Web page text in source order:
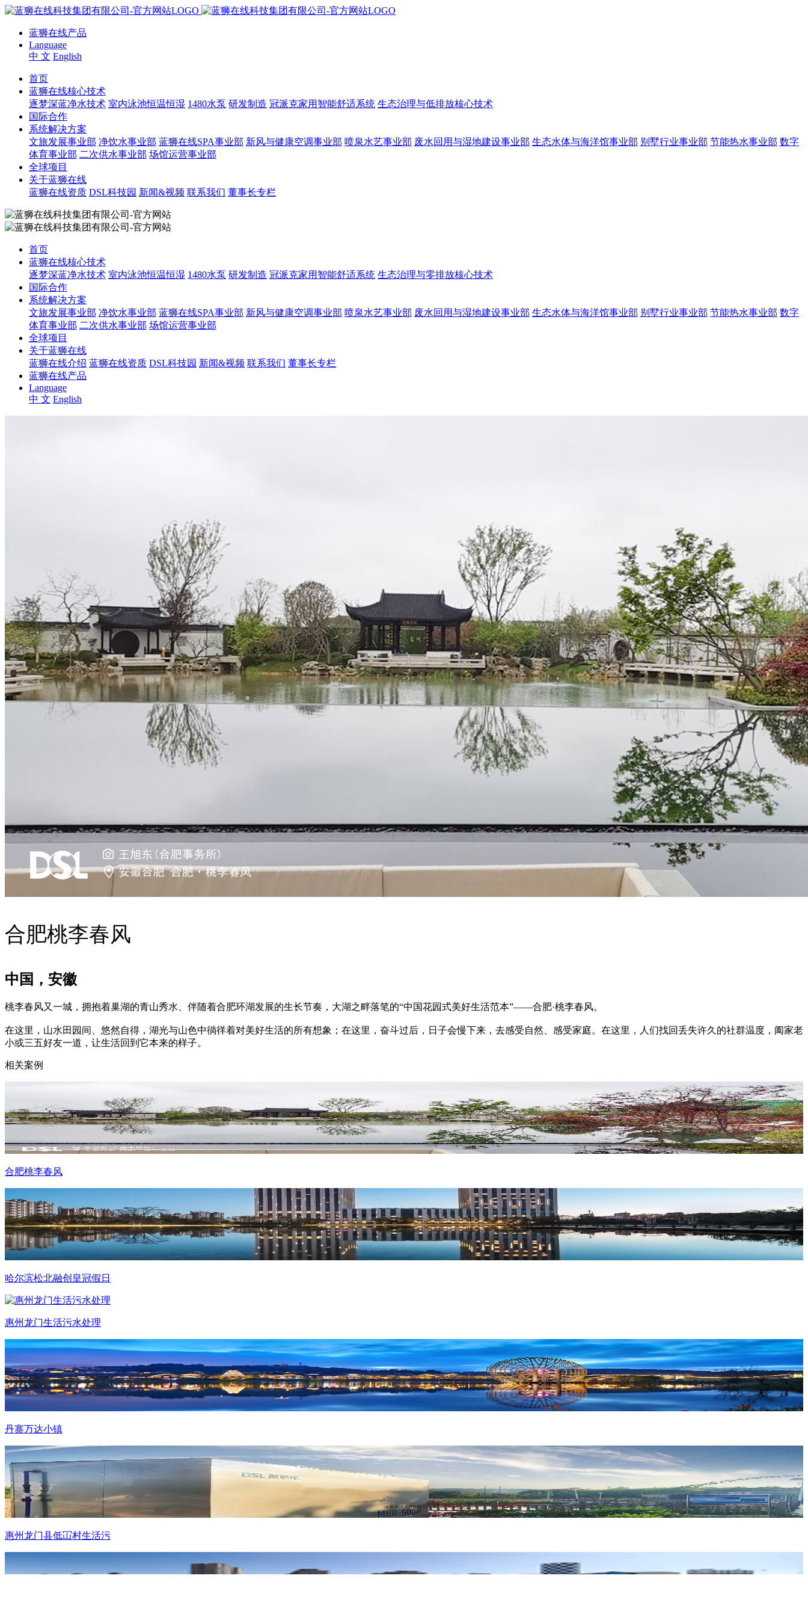
蓝狮在线产品
Language
中 文 English
首页
蓝狮在线核心技术
逐梦深蓝净水技术 室内泳池恒温恒湿 1480水泵 研发制造 冠派克家用智能舒适系统 生态治理与低排放核心技术
国际合作
系统解决方案
文旅发展事业部 净饮水事业部 蓝狮在线SPA事业部 新风与健康空调事业部 喷泉水艺事业部 废水回用与湿地建设事业部 生态水体与海洋馆事业部 别墅行业事业部 节能热水事业部 数字
体育事业部 二次供水事业部 场馆运营事业部
全球项目
关于蓝狮在线
蓝狮在线资质 DSL科技园 新闻&视频 联系我们 董事长专栏
首页
蓝狮在线核心技术
逐梦深蓝净水技术 室内泳池恒温恒湿 1480水泵 研发制造 冠派克家用智能舒适系统 生态治理与零排放核心技术
国际合作
系统解决方案
文旅发展事业部 净饮水事业部 蓝狮在线SPA事业部 新风与健康空调事业部 喷泉水艺事业部 废水回用与湿地建设事业部 生态水体与海洋馆事业部 别墅行业事业部 节能热水事业部 数字
体育事业部 二次供水事业部 场馆运营事业部
全球项目
关于蓝狮在线
蓝狮在线介绍 蓝狮在线资质 DSL科技园 新闻&视频 联系我们 董事长专栏
蓝狮在线产品
Language
中 文 English
合肥桃李春风
中国，安徽
桃李春风又一城，拥抱着巢湖的青山秀水、伴随着合肥环湖发展的生长节奏，大湖之畔落笔的“中国花园式美好生活范本”——合肥·桃李春风。
在这里，山水田园间、悠然自得，湖光与山色中徜徉着对美好生活的所有想象；在这里，奋斗过后，日子会慢下来，去感受自然、感受家庭。在这里，人们找回丢失许久的社群温度，阖家老
小或三五好友一道，让生活回到它本来的样子。
相关案例
合肥桃李春风
哈尔滨松北融创皇冠假日
惠州龙门生活污水处理
丹寨万达小镇
惠州龙门县低冚村生活污